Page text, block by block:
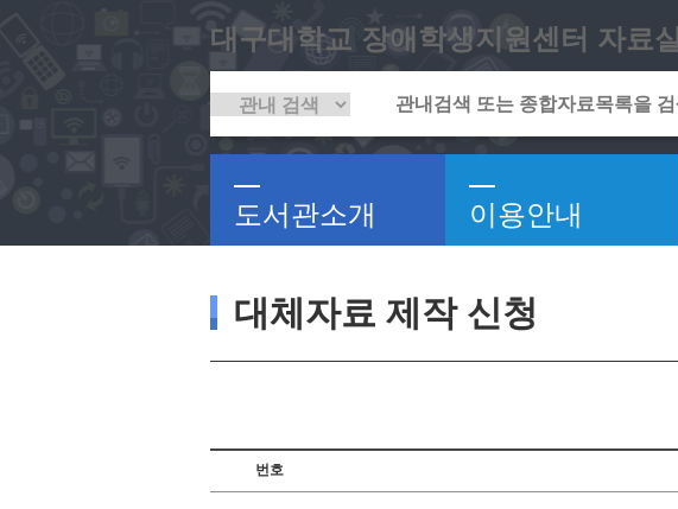
대구대학교 장애학생지원센터 자료실
도서관소개 이용안내
대체자료 제작 신청
번호